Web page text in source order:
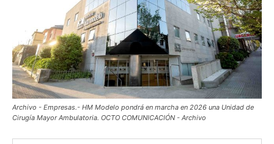
Archivo - Empresas.- HM Modelo pondrá en marcha en 2026 una Unidad de
Cirugía Mayor Ambulatoria. OCTO COMUNICACIÓN - Archivo